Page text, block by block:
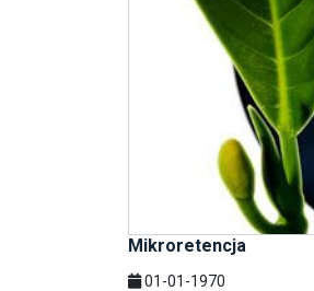
Mikroretencja
01-01-1970